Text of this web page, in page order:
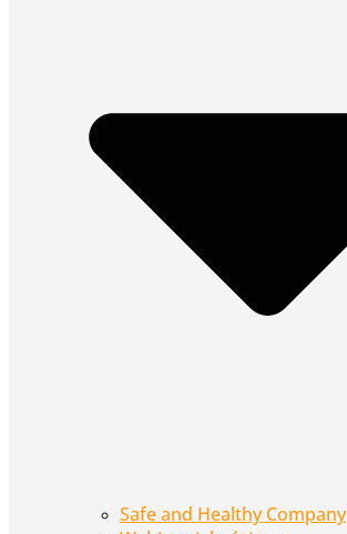
Safe and Healthy Company